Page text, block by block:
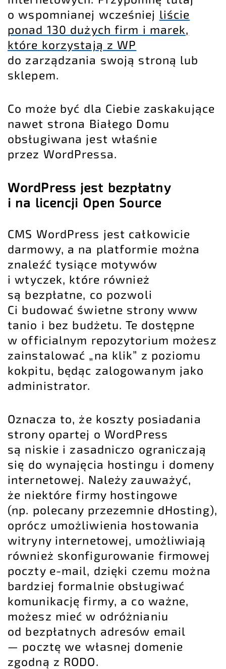
o wspomnianej wcześniej liście
ponad 130 dużych firm i marek,
które korzystają z WP
do zarządzania swoją stroną lub
sklepem.
Co może być dla Ciebie zaskakujące
nawet strona Białego Domu
obsługiwana jest właśnie
przez WordPressa.
WordPress jest bezpłatny
i na licencji Open Source
CMS WordPress jest całkowicie
darmowy, a na platformie można
znaleźć tysiące motywów
i wtyczek, które również
są bezpłatne, co pozwoli
Ci budować świetne strony www
tanio i bez budżetu. Te dostępne
w officialnym repozytorium możesz
zainstalować „na klik” z poziomu
kokpitu, będąc zalogowanym jako
administrator.
Oznacza to, że koszty posiadania
strony opartej o WordPress
są niskie i zasadniczo ograniczają
się do wynajęcia hostingu i domeny
internetowej. Należy zauważyć,
że niektóre firmy hostingowe
(np. polecany przezemnie dHosting),
oprócz umożliwienia hostowania
witryny internetowej, umożliwiają
również skonfigurowanie firmowej
poczty e-mail, dzięki czemu można
bardziej formalnie obsługiwać
komunikację firmy, a co ważne,
możesz mieć w odróżnianiu
od bezpłatnych adresów email
— pocztę we własnej domenie
zgodną z RODO.